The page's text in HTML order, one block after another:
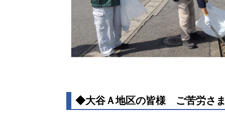
◆大谷Ａ地区の皆様 ご苦労さ